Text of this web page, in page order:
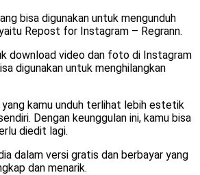
bisa digunakan untuk mengunduh
Repost for Instagram – Regrann.
download video dan foto di Instagram
digunakan untuk menghilangkan
kamu unduh terlihat lebih estetik
Dengan keunggulan ini, kamu bisa
diedit lagi.
dalam versi gratis dan berbayar yang
dan menarik.